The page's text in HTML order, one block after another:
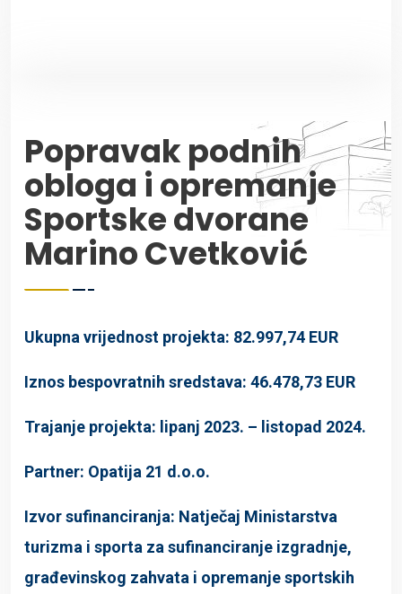
Popravak podnih
obloga i opremanje
Sportske dvorane
Marino Cvetković
Ukupna vrijednost projekta: 82.997,74 EUR
Iznos bespovratnih sredstava: 46.478,73 EUR
Trajanje projekta: lipanj 2023. – listopad 2024.
Partner: Opatija 21 d.o.o.
Izvor sufinanciranja: Natječaj Ministarstva
turizma i sporta za sufinanciranje izgradnje,
građevinskog zahvata i opremanje sportskih